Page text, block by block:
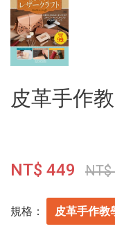
皮革手作
NT$ 449 NT$
規格： 皮革手作教